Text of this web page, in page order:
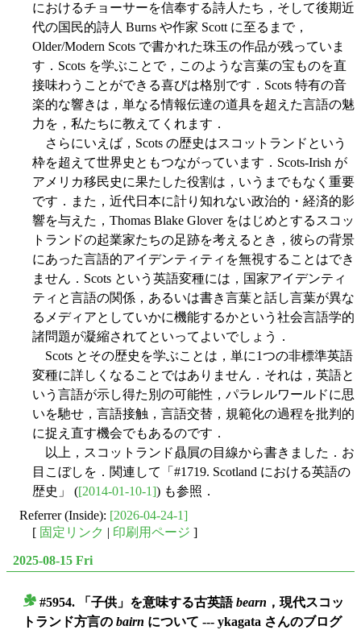
におけるチョーサーを信奉する詩人たち，そして後期近
代の国民的詩人 Burns や作家 Scott に至るまで，
Older/Modern Scots で書かれた珠玉の作品が残っていま
す．Scots を学ぶことで，このような言葉の宝ものを直
接味わうことができる喜びは格別です．Scots 特有の音
楽的な響きは，単なる情報伝達の道具を超えた言語の魅
力を，私たちに教えてくれます．
さらにいえば，Scots の歴史はスコットランドという
枠を超えて世界史ともつながっています．Scots-Irish が
アメリカ移民史に果たした役割は，いうまでもなく重要
です．また，近代日本に計り知れない政治的・経済的影
響を与えた，Thomas Blake Glover をはじめとするスコッ
トランドの起業家たちの足跡を考えるとき，彼らの背景
にあった言語的アイデンティティを無視することはでき
ません．Scots という英語変種には，国家アイデンティ
ティと言語の関係，あるいは書き言葉と話し言葉が異な
るメディアとしていかに機能するかという社会言語学的
諸問題が凝縮されてといってよいでしょう．
Scots とその歴史を学ぶことは，単に1つの非標準英語
変種に詳しくなることではありません．それは，英語と
いう言語が示し得た別の可能性，パラレルワールドに思
いを馳せ，言語接触，言語交替，規範化の過程を批判的
に捉え直す機会でもあるのです．
以上，スコットランド贔屓の目線から書きました．お
目こぼしを．関連して「#1719. Scotland における英語の
歴史」 ([2014-01-10-1]) も参照．
Referrer (Inside): [2026-04-24-1]
[ 固定リンク | 印刷用ページ ]
2025-08-15 Fri
#5954. 「子供」を意味する古英語bearn ，現代スコッ
トランド方言の bairn について --- ykagata さんのブログ